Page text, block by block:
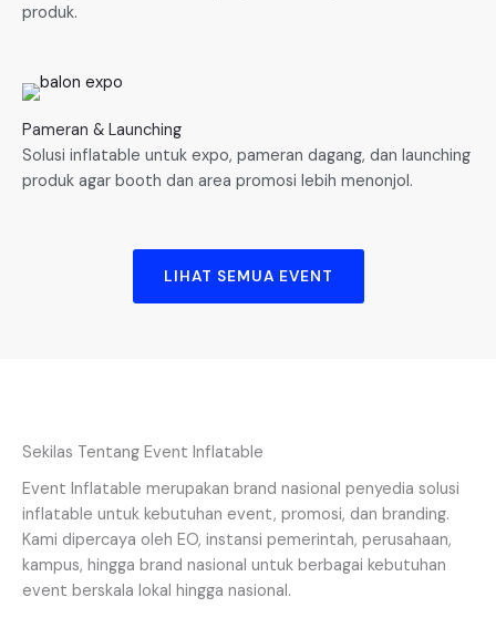
produk.
Pameran & Launching
Solusi inflatable untuk expo, pameran dagang, dan launching
produk agar booth dan area promosi lebih menonjol.
LIHAT SEMUA EVENT
Sekilas Tentang Event Inflatable
Event Inflatable merupakan brand nasional penyedia solusi
inflatable untuk kebutuhan event, promosi, dan branding.
Kami dipercaya oleh EO, instansi pemerintah, perusahaan,
kampus, hingga brand nasional untuk berbagai kebutuhan
event berskala lokal hingga nasional.